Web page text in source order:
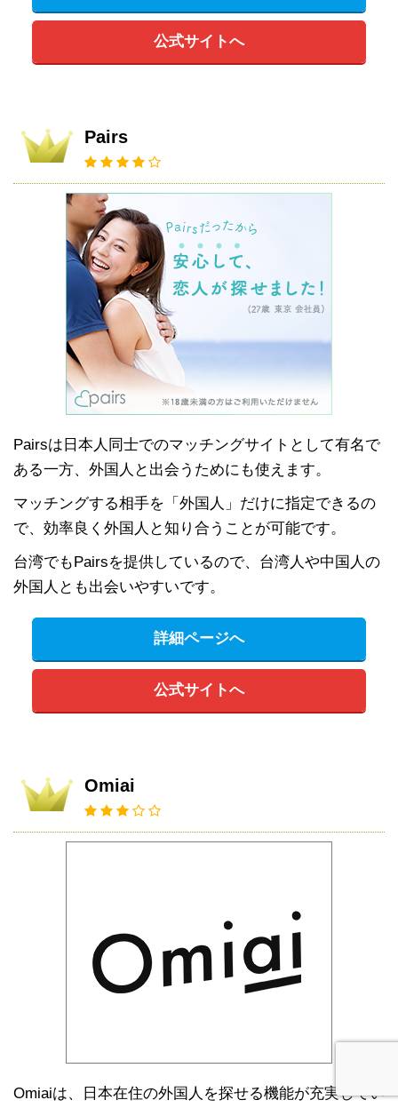
公式サイトへ
Pairs
Pairsは日本人同士でのマッチングサイトとして有名で
ある一方、外国人と出会うためにも使えます。
マッチングする相手を「外国人」だけに指定できるの
で、効率良く外国人と知り合うことが可能です。
台湾でもPairsを提供しているので、台湾人や中国人の
外国人とも出会いやすいです。
詳細ページへ
公式サイトへ
Omiai
Omiaiは、日本在住の外国人を探せる機能が充実してい